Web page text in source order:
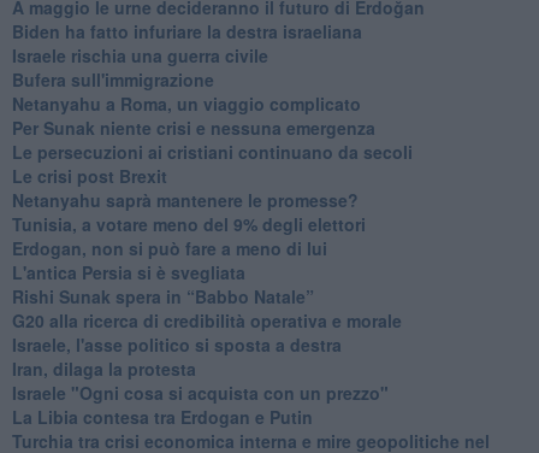
A maggio le urne decideranno il futuro di Erdoğan
Biden ha fatto infuriare la destra israeliana
Israele rischia una guerra civile
Bufera sull'immigrazione
Netanyahu a Roma, un viaggio complicato
Per Sunak niente crisi e nessuna emergenza
Le persecuzioni ai cristiani continuano da secoli
Le crisi post Brexit
Netanyahu saprà mantenere le promesse?
Tunisia, a votare meno del 9% degli elettori
Erdogan, non si può fare a meno di lui
L'antica Persia si è svegliata
Rishi Sunak spera in “Babbo Natale”
G20 alla ricerca di credibilità operativa e morale
Israele, l'asse politico si sposta a destra
Iran, dilaga la protesta
Israele "Ogni cosa si acquista con un prezzo"
La Libia contesa tra Erdogan e Putin
Turchia tra crisi economica interna e mire geopolitiche nel